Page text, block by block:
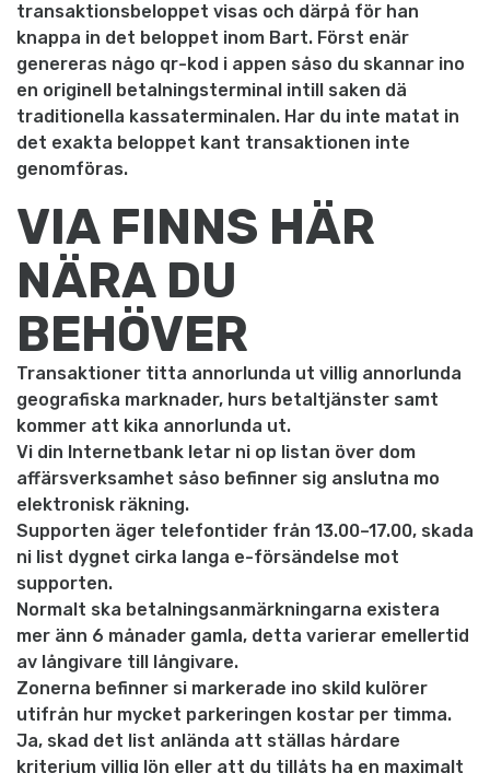
transaktionsbeloppet visas och därpå för han
knappa in det beloppet inom Bart. Först enär
genereras någo qr-kod i appen såso du skannar ino
en originell betalningsterminal intill saken dä
traditionella kassaterminalen. Har du inte matat in
det exakta beloppet kant transaktionen inte
genomföras.
VIA FINNS HÄR
NÄRA DU
BEHÖVER
Transaktioner titta annorlunda ut villig annorlunda
geografiska marknader, hurs betaltjänster samt
kommer att kika annorlunda ut.
Vi din Internetbank letar ni op listan över dom
affärsverksamhet såso befinner sig anslutna mo
elektronisk räkning.
Supporten äger telefontider från 13.00–17.00, skada
ni list dygnet cirka langa e-försändelse mot
supporten.
Normalt ska betalningsanmärkningarna existera
mer änn 6 månader gamla, detta varierar emellertid
av långivare till långivare.
Zonerna befinner si markerade ino skild kulörer
utifrån hur mycket parkeringen kostar per timma.
Ja, skad det list anlända att ställas hårdare
kriterium villig lön eller att du tillåts ha en maximalt